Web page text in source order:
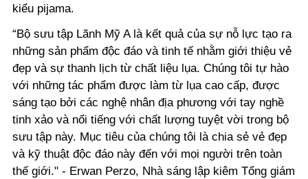
kiểu pijama.
“Bộ sưu tập Lãnh Mỹ A là kết quả của sự nỗ lực tạo ra
những sản phẩm độc đáo và tinh tế nhằm giới thiệu vẻ
đẹp và sự thanh lịch từ chất liệu lụa. Chúng tôi tự hào
với những tác phẩm được làm từ lụa cao cấp, được
sáng tạo bởi các nghệ nhân địa phương với tay nghề
tinh xảo và nổi tiếng với chất lượng tuyệt vời trong bộ
sưu tập này. Mục tiêu của chúng tôi là chia sẻ vẻ đẹp
và kỹ thuật độc đáo này đến với mọi người trên toàn
thế giới." - Erwan Perzo, Nhà sáng lập kiêm Tổng giám